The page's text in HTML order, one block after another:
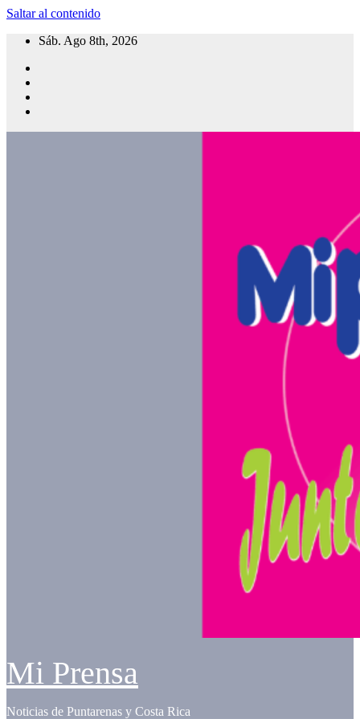
Saltar al contenido
Sáb. Ago 8th, 2026
Mi Prensa
Noticias de Puntarenas y Costa Rica